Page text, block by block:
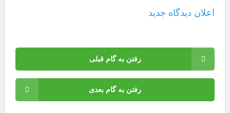
اعلان دیدگاه‌ جدید
رفتن به گام قبلی
رفتن به گام بعدی